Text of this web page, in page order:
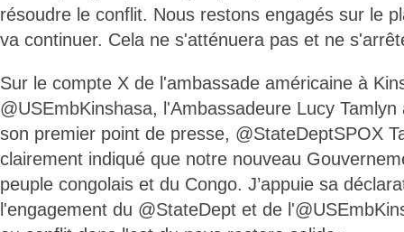
résoudre le conflit. Nous restons engagés sur le
va continuer. Cela ne s'atténuera pas et ne
Sur le compte X de l'ambassade américaine à
@USEmbKinshasa, l'Ambassadeure Lucy
son premier point de presse, @StateDeptSPOX
clairement indiqué que notre nouveau
peuple congolais et du Congo. J’appuie sa
l'engagement du @StateDept et de